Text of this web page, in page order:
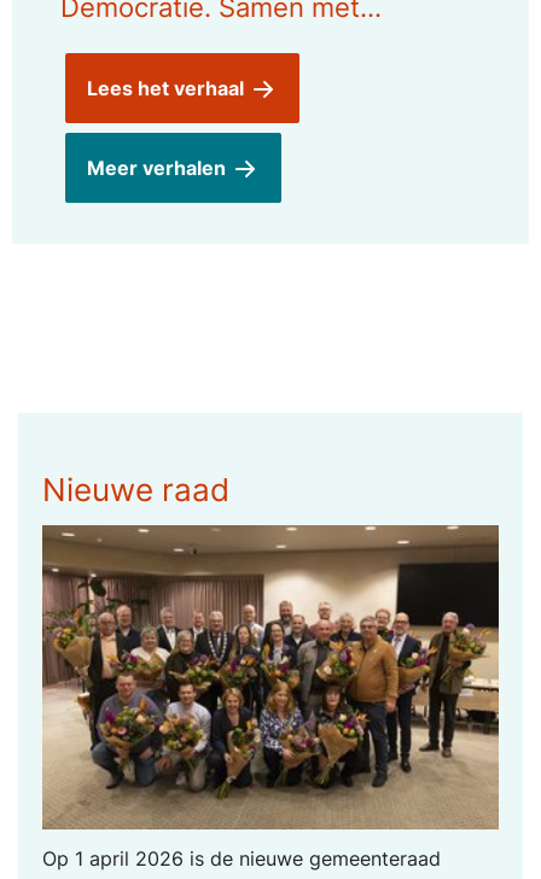
Democratie. Samen met…
Lees het verhaal
Meer verhalen
Nieuwe raad
Op 1 april 2026 is de nieuwe gemeenteraad